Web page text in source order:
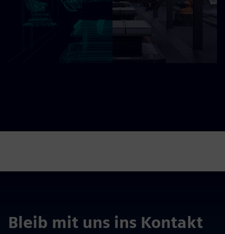
Bleib mit uns ins Kontakt